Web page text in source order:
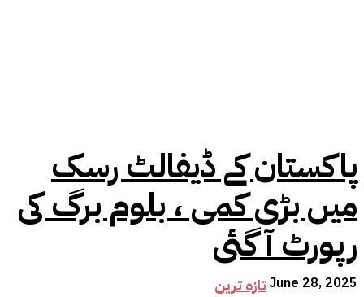
پاکستان کے ڈیفالٹ رسک
میں بڑی کمی ، بلوم برگ کی
رپورٹ آ گئی
تازہ ترینJune 28, 2025